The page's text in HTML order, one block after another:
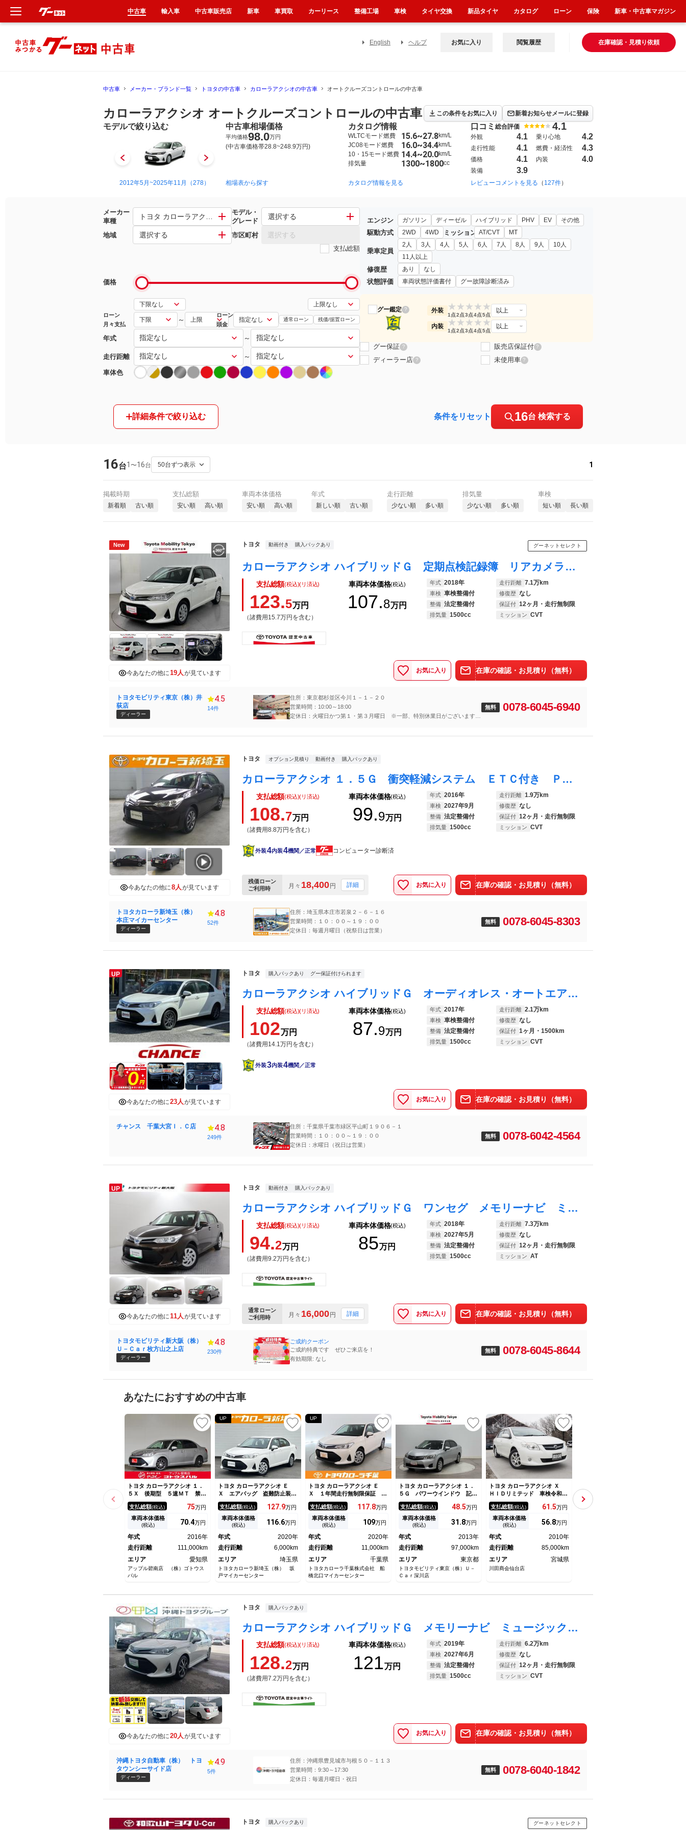
English ヘルプ 在庫確認・見積り依頼
お気に入り 閲覧履歴
中古車 メーカー・ブランド一覧 トヨタの中古車 カローラアクシオの中古車 オートクルーズコントロールの中古車
カローラアクシオ オートクルーズコントロールの中古車 この条件をお気に入り 新着お知らせメールに登録
モデルで絞り込む
2012年5月~2025年11月（278） 2006年10月~2012年5月（32） 2012年5月~2025年11月（278）
中古車相場価格
平均価格98.0万円
(中古車価格帯28.8~248.9万円)
相場表から探す
カタログ情報
WLTCモード燃費 15.6~27.8km/L
JC08モード燃費
16.0~34.4km/L
10・15モード燃費 14.4~20.0km/L
排気量
1300~1800cc
カタログ情報を見る
口コミ 総合評価 4.1
外観 4.1 乗り心地 4.2
走行性能 4.1 燃費・経済性 4.3
価格 4.1 内装 4.0
装備 3.9
レビューコメントを見る （ 127件）
メーカー
車種
トヨタ カローラアクシオ
モデル・
グレード
選択する
地域 選択する 市区町村 選択する
支払総額
価格
ローン
月々支払
～
ローン
頭金
通常ローン 残価/据置ローン
年式 ～
走行距離 ～
車体色
エンジン ガソリン ディーゼル ハイブリッド PHV EV その他
駆動方式 2WD 4WD ミッション AT/CVT MT
乗車定員
2人 3人 4人 5人 6人 7人 8人 9人
10人
11人以上
修復歴 あり なし
状態評価 車両状態評価書付 グー故障診断済み
グー鑑定 ? 外装 ★
1点
★
2点
★
3点
★
4点
★
5点
以上
内装 ★
1点
★
2点
★
3点
★
4点
★
5点
以上
グー保証 ? 販売店保証付 ?
ディーラー店 ? 未使用車 ?
詳細条件で絞り込む 条件をリセット 16台 検索する
16台1 〜16台 1
掲載時期
新着順 古い順
支払総額
安い順 高い順
車両本体価格
安い順 高い順
年式
新しい順 古い順
走行距離
少ない順 多い順
排気量
少ない順 多い順
車検
短い順 長い順
New
今あなたの他に19人が見ています
トヨタ 動画付き 購入パックあり グーネットセレクト
カローラアクシオ ハイブリッドＧ 定期点検記録簿 リアカメラ ワンセグテレビ ドライブレコーダー ナビ＆ＴＶ キーレスキー カーテンエアバッグ イモビライザー ＡＢＳ スマートエントリー パワーウィンドウ ＥＴＣ車載器 横滑り防止
支払総額(税込)(リ済込)
123.5万円
（諸費用15.7万円を含む）
車両本体価格(税込)
107.8万円
年式 2018年 走行距離 7.1万km
車検 車検整備付 修復歴 なし
整備 法定整備付 保証付 12ヶ月・走行無制限
排気量 1500cc ミッション CVT
お気に入り 在庫の確認・お見積り（無料）
トヨタモビリティ東京（株）井
荻店
ディーラー
4.5
14件
住所：東京都杉並区今川１－１－２０
営業時間：10:00～18:00
定休日：火曜日かつ第１・第３月曜日 ※一部、特別休業日がございます。
無料 0078-6045-6940
今あなたの他に8人が見ています
トヨタ オプション見積り 動画付き 購入パックあり
カローラアクシオ １．５Ｇ 衝突軽減システム ＥＴＣ付き ＰＷ 横滑り防止装置 イモビ サイドエアバック メンテナンスノート リヤカメラ ワンセグテレビ ＡＢＳ オートエアコン デュアルエアバック アイドリングストップ
支払総額(税込)(リ済込)
108.7万円
（諸費用8.8万円を含む）
車両本体価格(税込)
99.9万円
年式 2016年 走行距離 1.9万km
車検 2027年9月 修復歴 なし
整備 法定整備付 保証付 12ヶ月・走行無制限
排気量 1500cc ミッション CVT
外装4内装4機関／正常 コンピューター診断済
残価ローン
ご利用時
月々 18,400円 詳細 お気に入り 在庫の確認・お見積り（無料）
トヨタカローラ新埼玉（株）
本庄マイカーセンター
ディーラー
4.8
52件
住所：埼玉県本庄市若泉２－６－１６
営業時間：１０：００～１９：００
定休日：毎週月曜日（祝祭日は営業）
無料 0078-6045-8303
UP
今あなたの他に23人が見ています
トヨタ 購入パックあり グー保証付けられます
カローラアクシオ ハイブリッドＧ オーディオレス・オートエアコン・クルコン・ソナー・スマートキー・プッシュスタート・衝突軽減ブレーキ・横滑り防止・車線逸脱防止・光軸調整・電動格納ドアミラー・オートハイビーム
支払総額(税込)(リ済込)
102万円
（諸費用14.1万円を含む）
車両本体価格(税込)
87.9万円
年式 2017年 走行距離 2.1万km
車検 車検整備付 修復歴 なし
整備 法定整備付 保証付 1ヶ月・1500km
排気量 1500cc ミッション CVT
外装3内装4機関／正常
お気に入り 在庫の確認・お見積り（無料）
チャンス 千葉大宮Ｉ．Ｃ店 4.8
249件
住所：千葉県千葉市緑区平山町１９０６－１
営業時間：１０：００～１９：００
定休日：水曜日（祝日は営業）
無料 0078-6042-4564
UP
今あなたの他に11人が見ています
トヨタ 動画付き 購入パックあり
カローラアクシオ ハイブリッドＧ ワンセグ メモリーナビ ミュージックプレイヤー接続可 衝突被害軽減システム ＥＴＣ ワンオーナー
支払総額(税込)(リ済込)
94.2万円
（諸費用9.2万円を含む）
車両本体価格(税込)
85万円
年式 2018年 走行距離 7.3万km
車検 2027年5月 修復歴 なし
整備 法定整備付 保証付 12ヶ月・走行無制限
排気量 1500cc ミッション AT
通常ローン
ご利用時
月々 16,000円 詳細 お気に入り 在庫の確認・お見積り（無料）
トヨタモビリティ新大阪（株）
Ｕ－Ｃａｒ枚方山之上店
ディーラー
4.8
230件
ご成約クーポン
ご成約特典です ぜひご来店を！
有効期限: なし
無料 0078-6045-8644
あなたにおすすめの中古車
トヨタ カローラアクシオ １．
５Ｘ 後期型 ５速ＭＴ 禁煙
車 ＫＹＢローダウンサス 社
外１５インチアルミ 社外マフ
ラー フルセグナビＴＶバック
カメラ Ｂｕｌｅｔｏｏｔｈ
支払総額(税込) 75万円
車両本体価格
(税込) 70.4万円
年式
2016年
走行距離
111,000km
エリア
愛知県
アップル碧南店 （株）ゴトウス
バル
UP
トヨタ カローラアクシオ Ｅ
Ｘ エアバッグ 盗難防止装
置 キーレス 記録簿 エアコ
ン パワーウィンドウ パワー
ステアリング ＡＢＳ ワンオ
ーナー ミュージックプレイヤ
メラ 衝突被害軽減システム
ナビ＆ＴＶ
支払総額(税込) 127.9万円
車両本体価格
(税込) 116.6万円
年式
2020年
走行距離
6,000km
エリア
埼玉県
トヨタカローラ新埼玉（株） 坂
戸マイカーセンター
UP
トヨタ カローラアクシオ Ｅ
Ｘ １年間走行無制限保証 衝
突回避被害軽減 車線逸脱警報
機能 メモリナビ ワンセグＴ
Ｖ バックカメラ スマートキ
ー マニュアルエアコン
支払総額(税込) 117.8万円
車両本体価格
(税込) 109万円
年式
2020年
走行距離
11,000km
エリア
千葉県
トヨタカローラ千葉株式会社 船
橋北口マイカーセンター
トヨタ カローラアクシオ １．
５Ｇ パワーウインドウ 記録
簿 Ｗエアバック エアバッ
グ サイドエアバッグ メモリ
ーナビ ワンセグテレビ エア
コン ナビＴＶ ミュージック
機能 ＡＢＳ パワステ イモ
ビライザー
支払総額(税込) 48.5万円
車両本体価格
(税込) 31.8万円
年式
2013年
走行距離
97,000km
エリア
東京都
トヨタモビリティ東京（株）Ｕ－
Ｃａｒ深川店
トヨタ カローラアクシオ Ｘ
ＨＩＤリミテッド 車検令和９
年５月 ５ＭＴ １年保証 エ
アコン
支払総額(税込) 61.5万円
車両本体価格
(税込) 56.8万円
年式
2010年
走行距離
85,000km
エリア
宮城県
川田商会仙台店
３Ｘ カーテンエアバック メ
モリナビ ＡＣ ワンオーナ
ワンセグＴＶ 運転席エアバッ
支払総額
今あなたの他に20人 が見ています
トヨタ 購入パックあり
カローラアクシオ ハイブリッドＧ メモリーナビ ミュージックプレイヤー接続可 バックカメラ 衝突被害軽減システム ＥＴＣ ＬＥＤヘッドランプ
支払総額(税込)(リ済込)
128.2万円
（諸費用7.2万円を含む）
車両本体価格(税込)
121万円
年式 2019年 走行距離 6.2万km
車検 2027年6月 修復歴 なし
整備 法定整備付 保証付 12ヶ月・走行無制限
排気量 1500cc ミッション CVT
お気に入り 在庫の確認・お見積り（無料）
沖縄トヨタ自動車（株） トヨ
タウンシーサイド店
ディーラー
4.9
5件
住所：沖縄県豊見城市与根５０－１１３
営業時間：9:30～17:30
定休日：毎週月曜日・祝日
無料 0078-6040-1842
トヨタ 購入パックあり グーネットセレクト
中古車 輸入車 中古車販売店 新車 車買取 カーリース 整備工場 車検 タイヤ交換 新品タイヤ カタログ ローン 保険 新車・中古車マガジン
新車